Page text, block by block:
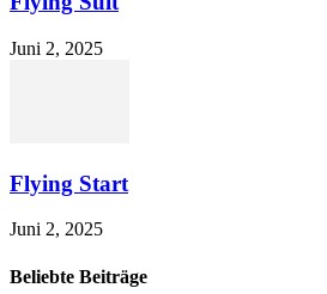
Juni 2, 2025
Flying Start
Juni 2, 2025
Beliebte Beiträge